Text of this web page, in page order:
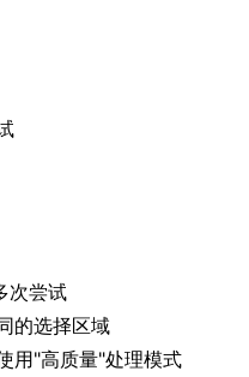
次尝试
的选择区域
用"高质量"处理模式